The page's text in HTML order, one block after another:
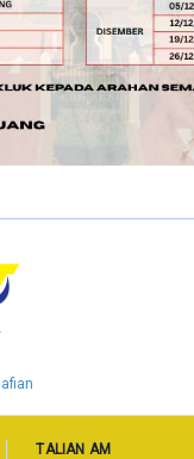
TALIAN AM